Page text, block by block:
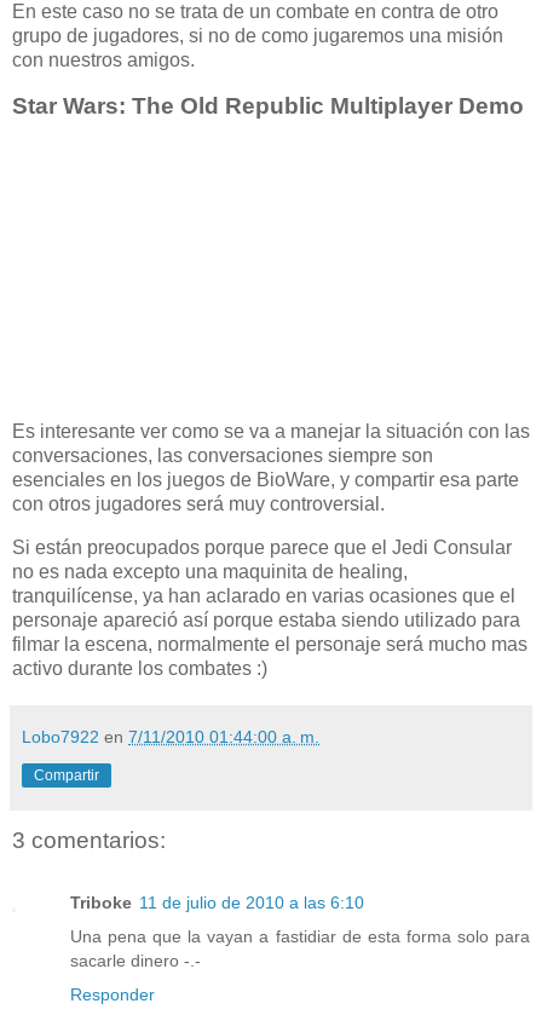
En este caso no se trata de un combate en contra de otro
grupo de jugadores, si no de como jugaremos una misión
con nuestros amigos.
Star Wars: The Old Republic Multiplayer Demo
Es interesante ver como se va a manejar la situación con las
conversaciones, las conversaciones siempre son
esenciales en los juegos de BioWare, y compartir esa parte
con otros jugadores será muy controversial.
Si están preocupados porque parece que el Jedi Consular
no es nada excepto una maquinita de healing,
tranquilícense, ya han aclarado en varias ocasiones que el
personaje apareció así porque estaba siendo utilizado para
filmar la escena, normalmente el personaje será mucho mas
activo durante los combates :)
Lobo7922 en 7/11/2010 01:44:00 a. m.
Compartir
3 comentarios:
Triboke 11 de julio de 2010 a las 6:10
Una pena que la vayan a fastidiar de esta forma solo para
sacarle dinero -.-
Responder